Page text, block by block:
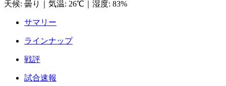
天候: 曇り 気温: 26℃ 湿度: 83%
サマリー
ラインナップ
戦評
試合速報